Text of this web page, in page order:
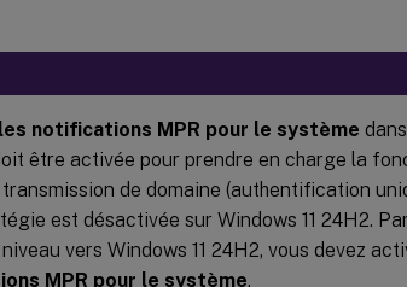
notifications MPR pour le système
être activée pour prendre en charge la
de domaine (authentification
est désactivée sur Windows 11 24H2.
vers Windows 11 24H2, vous devez
MPR pour le système.